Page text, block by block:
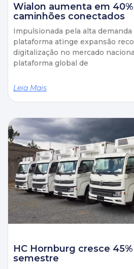
Wialon aumenta em
caminhões conectados
Impulsionada pela alta demanda
plataforma atinge expansão
digitalização no mercado
plataforma global de
Leia Mais
HC Hornburg cresce
semestre